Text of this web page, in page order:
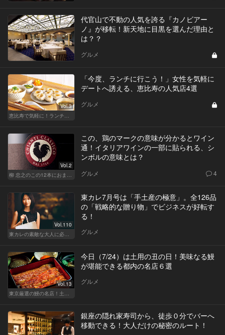
代官山で不動の人気を誇る『カノビアー
ノ』が移転！新天地に目黒を選んだ理由と
は？？
グルメ
Vol.3
恵比寿で気軽に！ランチデート
「今度、ランチに行こう！」女性を気軽に
デートへ誘える、恵比寿の人気店4選
グルメ
Vol.2
柳 忠之のこの12本におまかせ
この、鶏のマークの意味が分かるとワイン
通！イタリアワインの一部に貼られる、シ
ンボルの意味とは？
グルメ 4
Vol.110
東カレの素敵な大人に必要なこと
東カレ7月号は「手土産の極意」。全126品
の「戦略的な贈り物」でビジネスが好転す
る！
グルメ
Vol.13
東京厳選の鰻の名店！土用の丑の日じゃなくても行きたい
今日（7/24）は土用の丑の日！美味なる鰻
が堪能できる都内の名店６選
グルメ
銀座の隠れ家寿司から、徒歩０分でバーへ
移動できる！大人だけの秘密のルート！